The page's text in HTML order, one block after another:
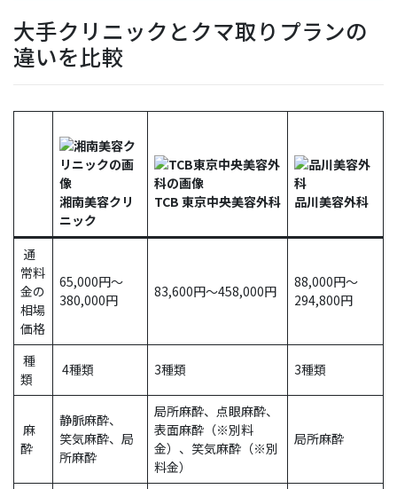
大手クリニックとクマ取りプランの
違いを比較
湘南美容クリ
ニック
TCB 東京中央美容外科 品川美容外科
通
常料
金の
相場
価格
65,000円～
380,000円
83,600円～458,000円
88,000円～
294,800円
種
類
4種類 3種類 3種類
麻
酔
静脈麻酔、
笑気麻酔、局
所麻酔
局所麻酔、点眼麻酔、
表面麻酔（※別料
金）、笑気麻酔（※別
料金）
局所麻酔